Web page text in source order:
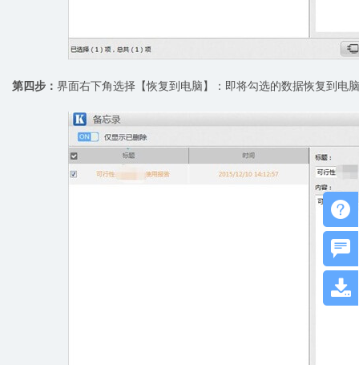
第四步： 界面右下角选择【恢复到电脑】：即将勾选的数据恢复到电


